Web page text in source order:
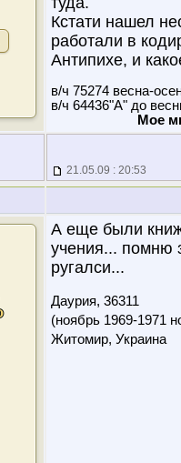
Кстати нашел
работали в
Антипихе, и
в/ч 75274 весна-
в/ч 64436"А" до
Мое
21.05.09 : 20:53
А еще были
учения...
ругалси...
Даурия, 36311
(ноябрь 1969-1971
Житомир, Украина